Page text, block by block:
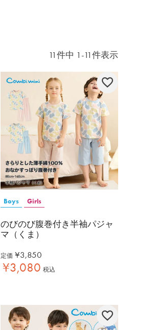
11 件中 1 -11 件表示
Boys Girls
のびのび腹巻付き半袖パジャ
マ（くま）
定価 ¥3,850
¥3,080 税込